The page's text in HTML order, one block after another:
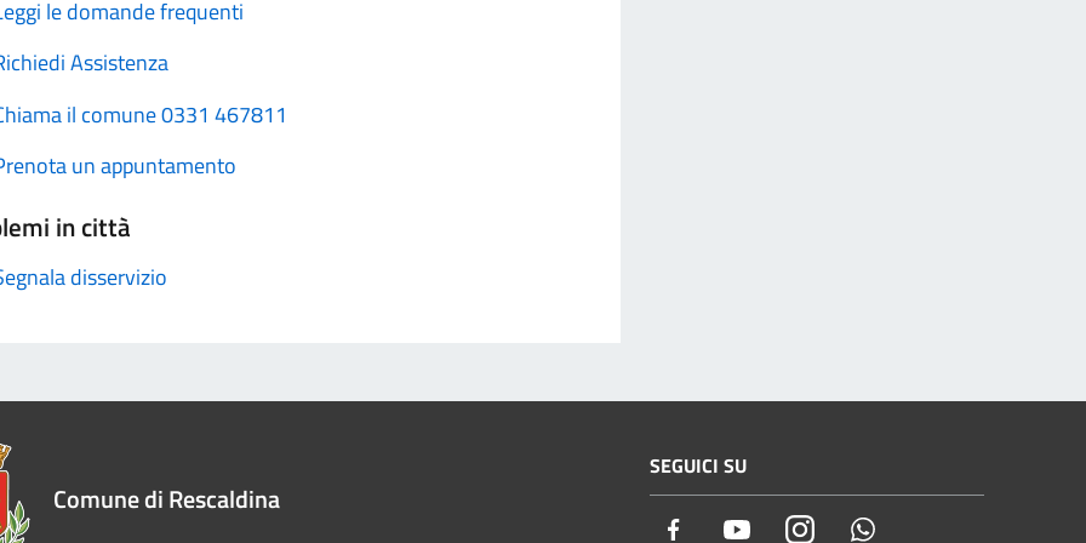
le domande frequenti
Assistenza
il comune 0331 467811
un appuntamento
in città
disservizio
Comune di Rescaldina
SEGUICI SU
Facebook YoutubeInstagram